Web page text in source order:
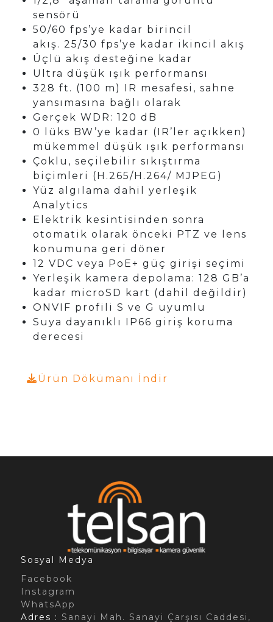
sensörü
50/60 fps’ye kadar birincil
akış. 25/30 fps’ye kadar ikincil akış
Üçlü akış desteğine kadar
Ultra düşük ışık performansı
328 ft. (100 m) IR mesafesi, sahne
yansımasına bağlı olarak
Gerçek WDR: 120 dB
0 lüks BW’ye kadar (IR’ler açıkken)
mükemmel düşük ışık performansı
Çoklu, seçilebilir sıkıştırma
biçimleri (H.265/H.264/ MJPEG)
Yüz algılama dahil yerleşik
Analytics
Elektrik kesintisinden sonra
otomatik olarak önceki PTZ ve lens
konumuna geri döner
12 VDC veya PoE+ güç girişi seçimi
Yerleşik kamera depolama: 128 GB’a
kadar microSD kart (dahil değildir)
ONVIF profili S ve G uyumlu
Suya dayanıklı IP66 giriş koruma
derecesi
Ürün Dökümanı İndir
Sosyal Medya
Facebook
Instagram
WhatsApp
Adres : Sanayi Mah. Sanayi Çarşısı Caddesi,